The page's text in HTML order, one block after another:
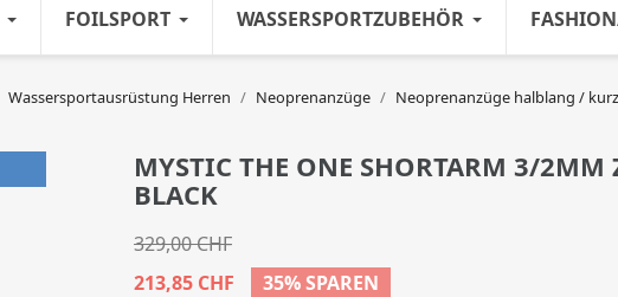
FOILSPORT WASSERSPORTZUBEHÖR
Wassersportausrüstung Herren Neoprenanzüge Neoprenanzüge halblang / kurz
MYSTIC THE ONE SHORTARM 3/2MM
BLACK
329,00 CHF
213,85 CHF
35% SPAREN